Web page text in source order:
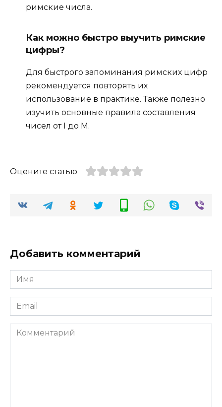
римские числа.
Как можно быстро выучить римские
цифры?
Для быстрого запоминания римских цифр
рекомендуется повторять их
использование в практике. Также полезно
изучить основные правила составления
чисел от I до M.
Оцените статью
Добавить комментарий
Имя
*
Email
*
Комментарий